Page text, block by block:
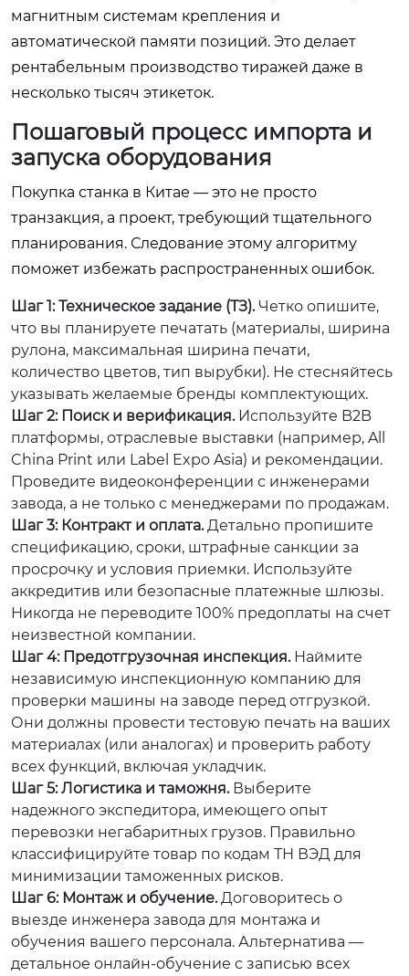
магнитным системам крепления и
автоматической памяти позиций. Это делает
рентабельным производство тиражей даже в
несколько тысяч этикеток.
Пошаговый процесс импорта и
запуска оборудования
Покупка станка в Китае — это не просто
транзакция, а проект, требующий тщательного
планирования. Следование этому алгоритму
поможет избежать распространенных ошибок.
Шаг 1: Техническое задание (ТЗ).Четко опишите,
что вы планируете печатать (материалы, ширина
рулона, максимальная ширина печати,
количество цветов, тип вырубки). Не стесняйтесь
указывать желаемые бренды комплектующих.
Шаг 2: Поиск и верификация.Используйте B2B
платформы, отраслевые выставки (например, All
China Print или Label Expo Asia) и рекомендации.
Проведите видеоконференции с инженерами
завода, а не только с менеджерами по продажам.
Шаг 3: Контракт и оплата.Детально пропишите
спецификацию, сроки, штрафные санкции за
просрочку и условия приемки. Используйте
аккредитив или безопасные платежные шлюзы.
Никогда не переводите 100% предоплаты на счет
неизвестной компании.
Шаг 4: Предотгрузочная инспекция.Наймите
независимую инспекционную компанию для
проверки машины на заводе перед отгрузкой.
Они должны провести тестовую печать на ваших
материалах (или аналогах) и проверить работу
всех функций, включая укладчик.
Шаг 5: Логистика и таможня.Выберите
надежного экспедитора, имеющего опыт
перевозки негабаритных грузов. Правильно
классифицируйте товар по кодам ТН ВЭД для
минимизации таможенных рисков.
Шаг 6: Монтаж и обучение.Договоритесь о
выезде инженера завода для монтажа и
обучения вашего персонала. Альтернатива —
детальное онлайн-обучение с записью всех